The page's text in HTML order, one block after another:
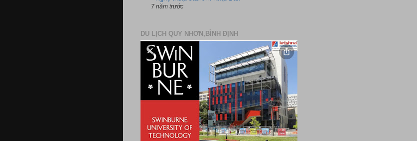
7 năm trước
DU LỊCH QUY NHƠN,BÌNH ĐỊNH